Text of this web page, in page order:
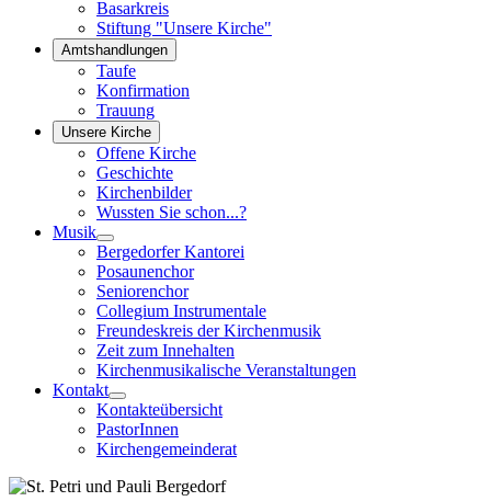
Basarkreis
Stiftung "Unsere Kirche"
Amtshandlungen
Taufe
Konfirmation
Trauung
Unsere Kirche
Offene Kirche
Geschichte
Kirchenbilder
Wussten Sie schon...?
Musik
Bergedorfer Kantorei
Posaunenchor
Seniorenchor
Collegium Instrumentale
Freundeskreis der Kirchenmusik
Zeit zum Innehalten
Kirchenmusikalische Veranstaltungen
Kontakt
Kontakteübersicht
PastorInnen
Kirchengemeinderat